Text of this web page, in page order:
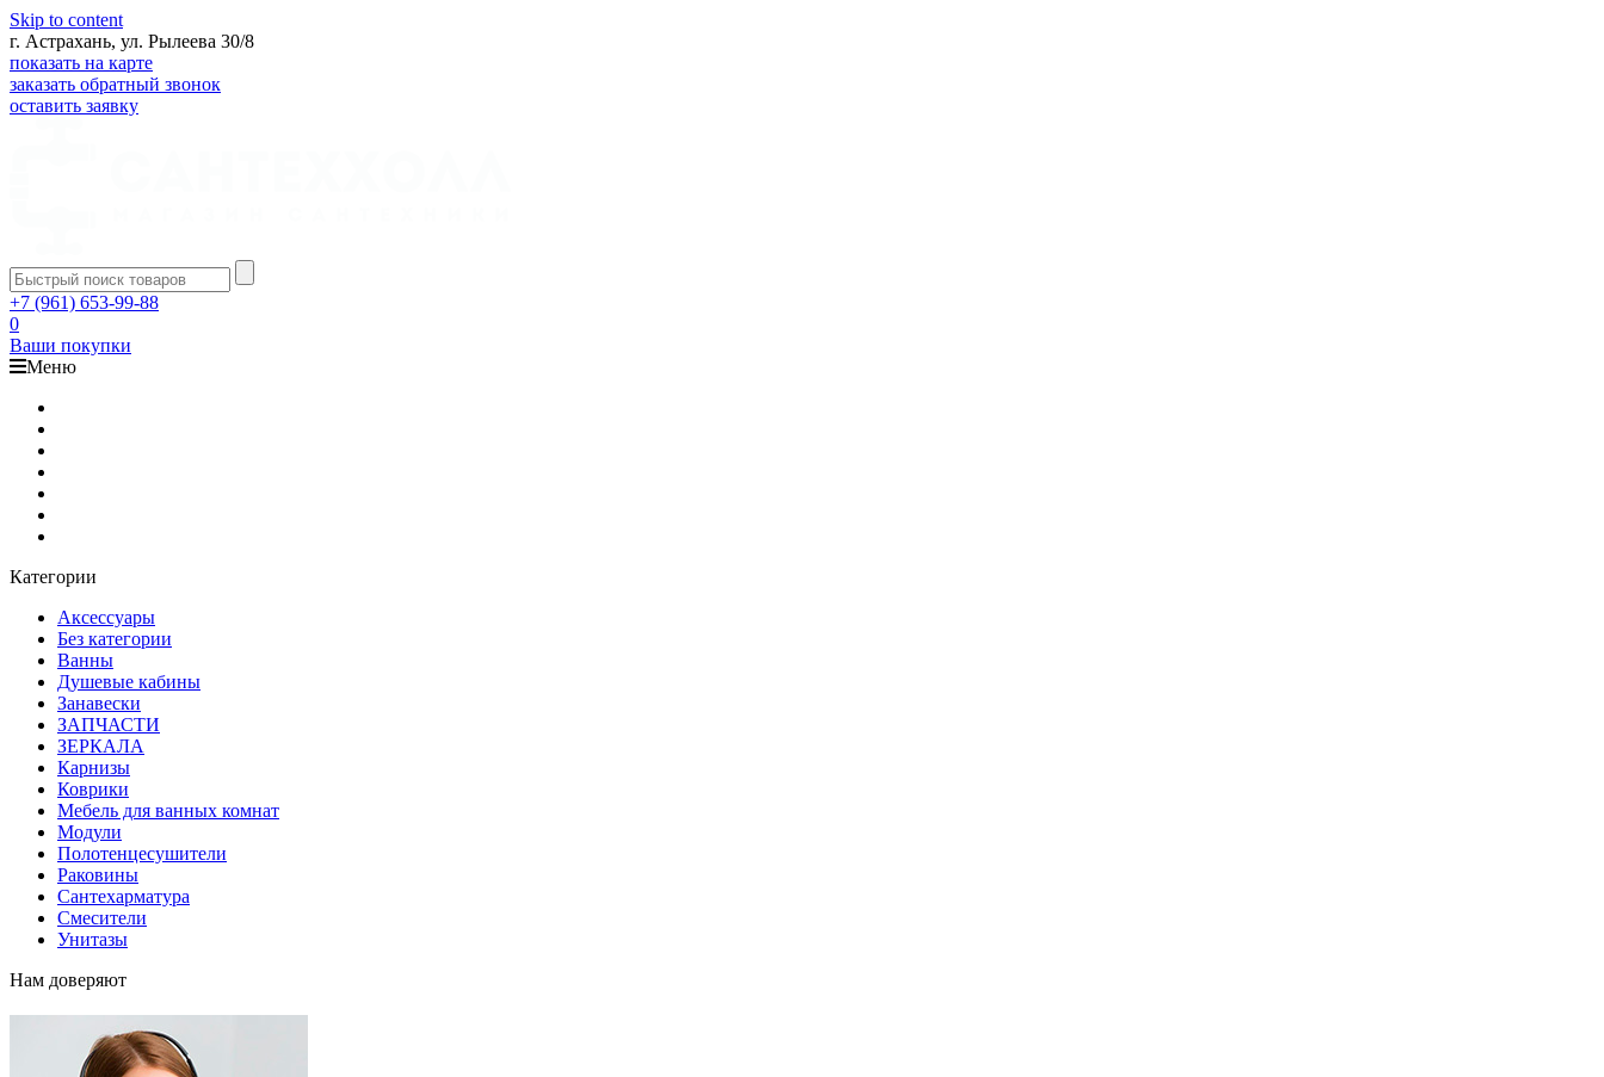
Skip to content
г. Астрахань, ул. Рылеева 30/8
показать на карте
заказать обратный звонок
оставить заявку
+7 (961) 653-99-88
0
Ваши покупки
Меню
Категории
Аксессуары
Без категории
Ванны
Душевые кабины
Занавески
ЗАПЧАСТИ
ЗЕРКАЛА
Карнизы
Коврики
Мебель для ванных комнат
Модули
Полотенцесушители
Раковины
Сантехарматура
Смесители
Унитазы
Нам доверяют